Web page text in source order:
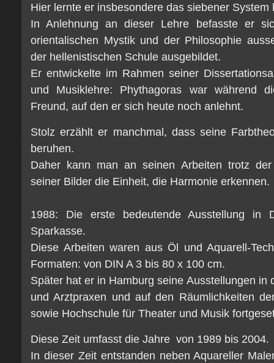
Hier lernte er insbesondere das siebener System
In Anlehnung an dieser Lehre befasste er
orientalischen Mystik und der Philosophie
der hellenistischen Schule ausgebildet.
Er entwickelte im Rahmen seiner
und Musiklehre: Phythagoras war während
Freund, auf den er sich heute noch anlehnt.
Stolz erzählt er manchmal, dass seine
beruhen.
Daher kann man an seinen Arbeiten trotz der
seiner Bilder die Einheit, die Harmonie erkennen.
1988: Die erste bedeutende Ausstellung in
Sparkasse.
Diese Arbeiten waren aus Öl und Aquarell-
Formaten: von DIN A 3 bis 80 x 100 cm.
Später hat er in Hamburg seine Ausstellungen in
und Arztpraxen und auf den Räumlichkeiten
sowie Hochschule für Theater und Musik
Diese Zeit umfasst die Jahre von 1989 bis 2004.
In dieser Zeit entstanden neben Aquareller